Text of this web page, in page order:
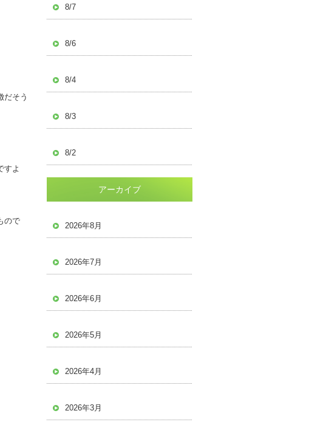
だそう
すよ
ので
8/7
8/6
8/4
8/3
8/2
アーカイブ
2026年8月
2026年7月
2026年6月
2026年5月
2026年4月
2026年3月